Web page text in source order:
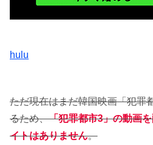
hulu
ただ現在はまだ韓国映画「犯罪
るため、「犯罪都市3」の動画
イトはありません。